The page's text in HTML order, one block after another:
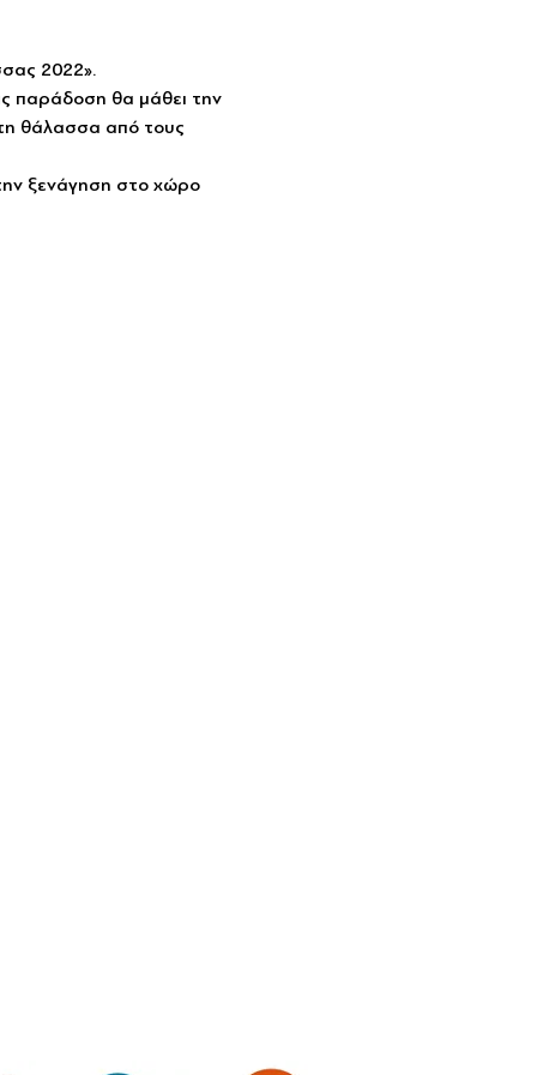
2022».
παράδοση θα μάθει την
τη θάλασσα από τους
ξενάγηση στο χώρο